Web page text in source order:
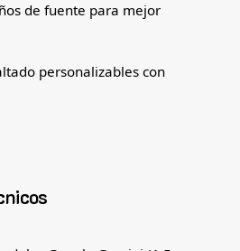
de fuente para mejor
personalizables con